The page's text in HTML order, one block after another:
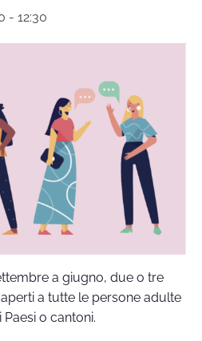
- 12:30
a giugno, due o tre
a tutte le persone adulte
o cantoni.